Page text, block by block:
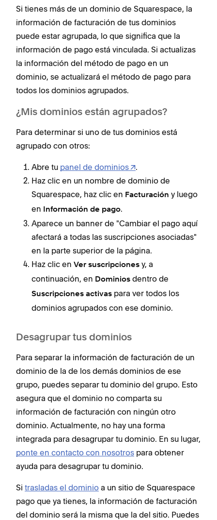
Si tienes más de un dominio de Squarespace, la
información de facturación de tus dominios
puede estar agrupada, lo que significa que la
información de pago está vinculada. Si actualizas
la información del método de pago en un
dominio, se actualizará el método de pago para
todos los dominios agrupados.
¿Mis dominios están agrupados?
Para determinar si uno de tus dominios está
agrupado con otros:
Abre tu panel de dominios
.
Haz clic en un nombre de dominio de
Squarespace, haz clic en Facturación y luego
en Información de pago.
Aparece un banner de "Cambiar el pago aquí
afectará a todas las suscripciones asociadas"
en la parte superior de la página.
Haz clic en Ver suscripciones y, a
continuación, en Dominios dentro de
Suscripciones activas para ver todos los
dominios agrupados con ese dominio.
Desagrupar tus dominios
Para separar la información de facturación de un
dominio de la de los demás dominios de ese
grupo, puedes separar tu dominio del grupo. Esto
asegura que el dominio no comparta su
información de facturación con ningún otro
dominio. Actualmente, no hay una forma
integrada para desagrupar tu dominio. En su lugar,
ponte en contacto con nosotros para obtener
ayuda para desagrupar tu dominio.
Si trasladas el dominio a un sitio de Squarespace
pago que ya tienes, la información de facturación
del dominio será la misma que la del sitio. Puedes